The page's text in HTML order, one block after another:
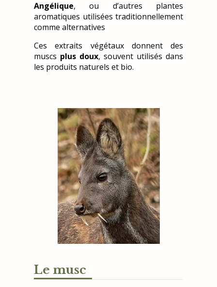
Angélique, ou d’autres plantes
aromatiques utilisées traditionnellement
comme alternatives
Ces extraits végétaux donnent des
muscs plus doux, souvent utilisés dans
les produits naturels et bio.
Le musc